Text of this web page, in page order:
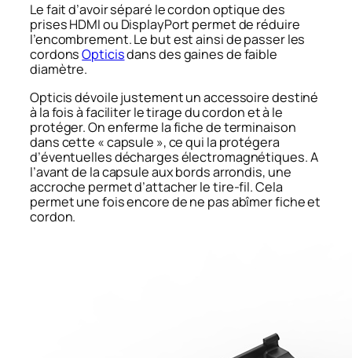
Le fait d’avoir séparé le cordon optique des
prises HDMI ou DisplayPort permet de réduire
l’encombrement. Le but est ainsi de passer les
cordonsOpticisdans des gaines de faible
diamètre.
Opticis dévoile justement un accessoire destiné
à la fois à faciliter le tirage du cordon et à le
protéger. On enferme la fiche de terminaison
dans cette « capsule », ce qui la protégera
d’éventuelles décharges électromagnétiques. A
l’avant de la capsule aux bords arrondis, une
accroche permet d’attacher le tire-fil. Cela
permet une fois encore de ne pas abîmer fiche et
cordon.